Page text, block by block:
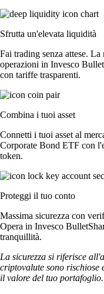
Sfrutta un'elevata liquidità
Fai trading senza attese.
operazioni in Invesco
con tariffe trasparenti.
Combina i tuoi asset
Connetti i tuoi asset al
Corporate Bond ETF con
token.
Proteggi il tuo conto
Massima sicurezza con
Opera in Invesco
tranquillità.
La sicurezza si riferisce
criptovalute sono
il valore del tuo portafoglio.